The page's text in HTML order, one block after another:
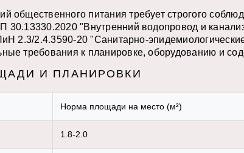
общественного питания требует строгого
30.13330.2020 "Внутренний водопровод и
2.3/2.4.3590-20 "Санитарно-
требования к планировке, оборудованию и
И ПЛАНИРОВКИ
Норма площади на место (м²)
1.8-2.0